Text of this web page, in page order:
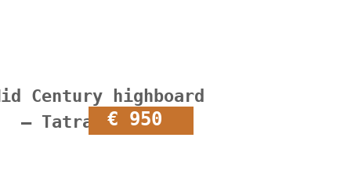
Century highboard
– Tatra Nabytok
€ 950